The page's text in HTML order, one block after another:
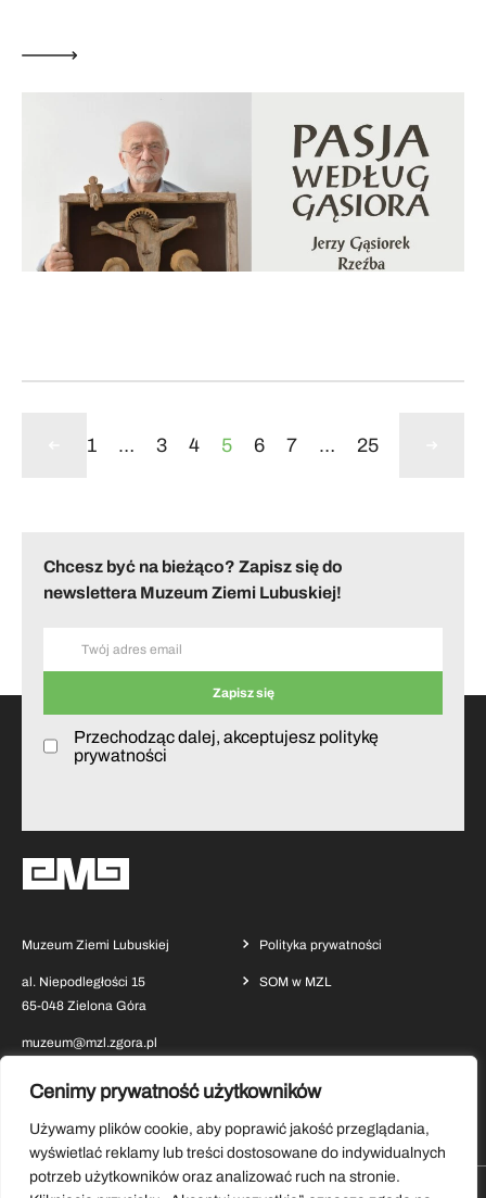
Cenimy prywatność użytkowników
Używamy plików cookie, aby poprawić jakość przeglądania,
wyświetlać reklamy lub treści dostosowane do indywidualnych
potrzeb użytkowników oraz analizować ruch na stronie.
1 … 3 4 5 6 7 … 25
Chcesz być na bieżąco? Zapisz się do
newslettera Muzeum Ziemi Lubuskiej!
Przechodząc dalej, akceptujesz politykę
prywatności
Muzeum Ziemi Lubuskiej
al. Niepodległości 15
65-048 Zielona Góra
muzeum@mzl.zgora.pl
Polityka prywatności
SOM w MZL